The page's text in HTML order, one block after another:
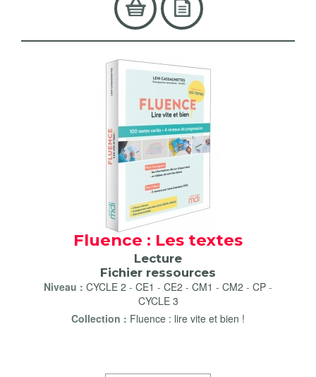
Fluence : Les textes
Lecture
Fichier ressources
Niveau : CYCLE 2 - CE1 - CE2 - CM1 - CM2 - CP -
CYCLE 3
Collection : Fluence : lire vite et bien !